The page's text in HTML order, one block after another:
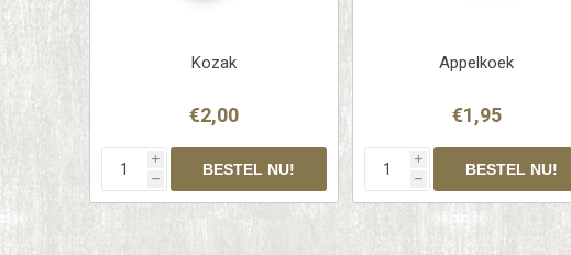
Kozak
€2,00
i
h
Appelkoek
€1,95
i
h